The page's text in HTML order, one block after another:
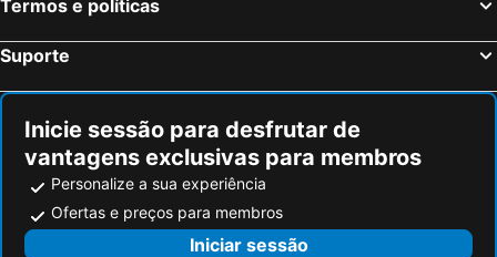
Termos e políticas
Suporte
Inicie sessão para desfrutar de
vantagens exclusivas para membros
Personalize a sua experiência
Ofertas e preços para membros
Iniciar sessão